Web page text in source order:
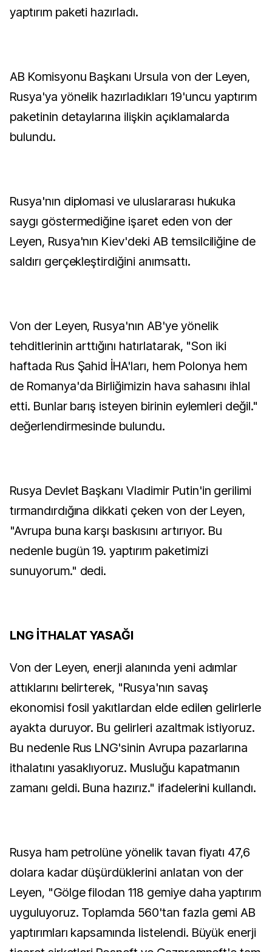
yaptırım paketi hazırladı.
AB Komisyonu Başkanı Ursula von der Leyen,
Rusya'ya yönelik hazırladıkları 19'uncu yaptırım
paketinin detaylarına ilişkin açıklamalarda
bulundu.
Rusya'nın diplomasi ve uluslararası hukuka
saygı göstermediğine işaret eden von der
Leyen, Rusya'nın Kiev'deki AB temsilciliğine de
saldırı gerçekleştirdiğini anımsattı.
Von der Leyen, Rusya'nın AB'ye yönelik
tehditlerinin arttığını hatırlatarak, "Son iki
haftada Rus Şahid İHA'ları, hem Polonya hem
de Romanya'da Birliğimizin hava sahasını ihlal
etti. Bunlar barış isteyen birinin eylemleri değil."
değerlendirmesinde bulundu.
Rusya Devlet Başkanı Vladimir Putin'in gerilimi
tırmandırdığına dikkati çeken von der Leyen,
"Avrupa buna karşı baskısını artırıyor. Bu
nedenle bugün 19. yaptırım paketimizi
sunuyorum." dedi.
LNG İTHALAT YASAĞI
Von der Leyen, enerji alanında yeni adımlar
attıklarını belirterek, "Rusya'nın savaş
ekonomisi fosil yakıtlardan elde edilen gelirlerle
ayakta duruyor. Bu gelirleri azaltmak istiyoruz.
Bu nedenle Rus LNG'sinin Avrupa pazarlarına
ithalatını yasaklıyoruz. Musluğu kapatmanın
zamanı geldi. Buna hazırız." ifadelerini kullandı.
Rusya ham petrolüne yönelik tavan fiyatı 47,6
dolara kadar düşürdüklerini anlatan von der
Leyen, "Gölge filodan 118 gemiye daha yaptırım
uyguluyoruz. Toplamda 560'tan fazla gemi AB
yaptırımları kapsamında listelendi. Büyük enerji